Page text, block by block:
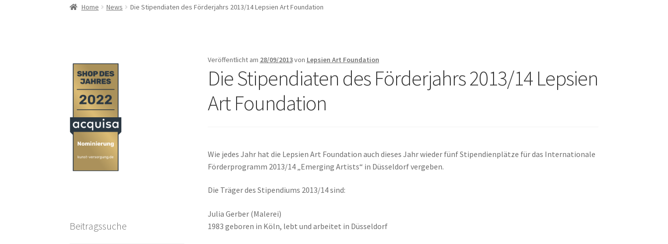
Home News Die Stipendiaten des Förderjahrs 2013/14 Lepsien Art Foundation
Veröffentlicht am 28/09/2013von Lepsien Art Foundation
Die Stipendiaten des Förderjahrs 2013/14 Lepsien
Art Foundation
Wie jedes Jahr hat die Lepsien Art Foundation auch dieses Jahr wieder fünf Stipendienplätze für das Internationale
Förderprogramm 2013/14 „Emerging Artists“ in Düsseldorf vergeben.
Die Träger des Stipendiums 2013/14 sind:
Julia Gerber (Malerei)
1983 geboren in Köln, lebt und arbeitet in Düsseldorf
Beitragssuche